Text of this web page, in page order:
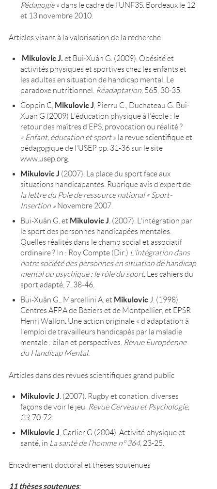
Pédagogie» dans le cadre de l’UNF3S. Bordeaux le 12
et 13 novembre 2010.
Articles visant à la valorisation de la recherche
Mikulovic J. et Bui-Xuân G. (2009). Obésité et
activités physiques et sportives chez les enfants et
les adultes en situation de handicap mental. Le
paradoxe nutritionnel. Réadaptation, 565, 30-35.
Coppin C, Mikulovic J , Pierru C., Duchateau G. Bui-
Xuan G (2009) L’éducation physique à l’école : le
retour des maîtres d’EPS, provocation ou réalité ?
« Enfant, éducation et sport» la revue scientifique et
pédagogique de l’USEP pp. 31-36 sur le site
www.usep.org.
Mikulovic J (2007), La place du sport face aux
situations handicapantes. Rubrique avis d’expert de
la lettre du Pole de ressource national « Sport-
Insertion » Novembre 2007.
Bui-Xuân G. et Mikulovic J . (2007). L’intégration par
le sport des personnes handicapées mentales.
Quelles réalités dans le champ social et associatif
ordinaire ? In : Roy Compte (Dir.) L’intégration dans
notre société des personnes en situation de handicap
mental ou psychique : le rôle du sport. Les cahiers du
sport adapté, 7, 38-46.
Bui-Xuân G., Marcellini A. et Mikulovic J. (1998),
Centres AFPA de Béziers et de Montpellier, et EPSR
Henri Wallon. Une action originale « d’adaptation à
l’emploi de travailleurs handicapés par la maladie
mentale : bilan et perspectives. Revue Européenne
du Handicap Mental.
Articles dans des revues scientifiques grand public
Mikulovic J . (2007). Rugby et conation, diverses
façons de voir le jeu. Revue Cerveau et Psychologie,
23, 70-72.
Mikulovic J , Carlier G (2004), Activité physique et
santé, in La santé de l’homme n° 364, 23-25.
Encadrement doctoral et thèses soutenues
11 thèses soutenues: